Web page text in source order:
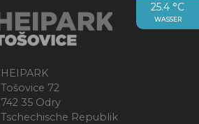
25.4 °C
WASSER
HEIPARK
Tošovice 72
742 35 Odry
Tschechische Republik